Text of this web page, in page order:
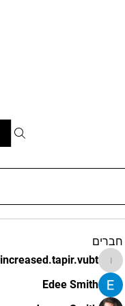
חברים
increased.tapir.vubt
increased.tapir.vubt
Edee Smith